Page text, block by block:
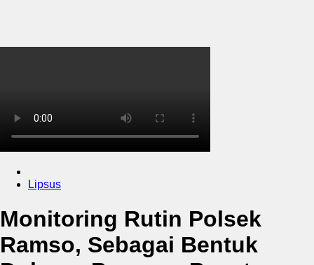
Lipsus
Monitoring Rutin Polsek
Ramso, Sebagai Bentuk